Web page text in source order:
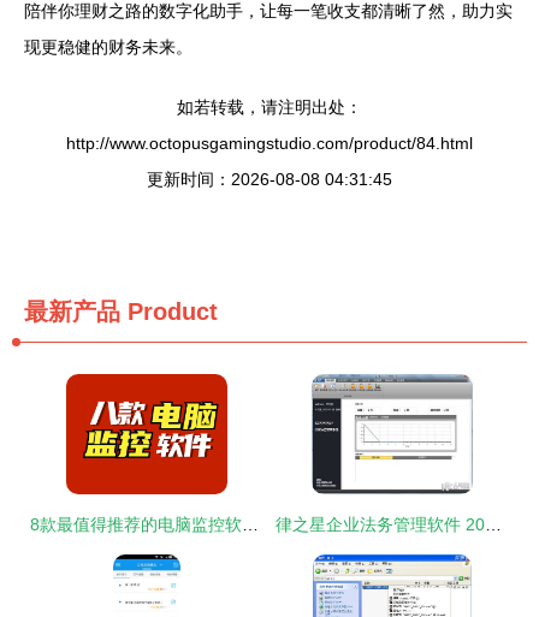
陪伴你理财之路的数字化助手，让每一笔收支都清晰了然，助力实
现更稳健的财务未来。
如若转载，请注明出处：
http://www.octopusgamingstudio.com/product/84.html
更新时间：2026-08-08 04:31:45
最新产品 Product
8款最值得推荐的电脑监控软件丨高人气甄选 律之星企业法务管理软件 2021电脑端官方免费下载指南